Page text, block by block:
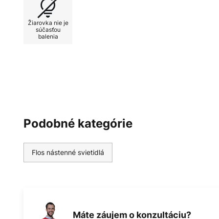
Žiarovka nie je
súčasťou
balenia
Podobné kategórie
Flos nástenné svietidlá
Máte záujem o konzultáciu?